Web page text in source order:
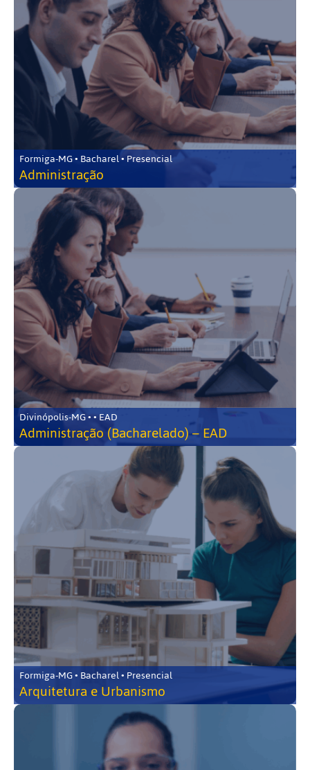
Formiga-MG • Bacharel • Presencial
Administração
Divinópolis-MG • • EAD
Administração (Bacharelado) – EAD
Formiga-MG • Bacharel • Presencial
Arquitetura e Urbanismo